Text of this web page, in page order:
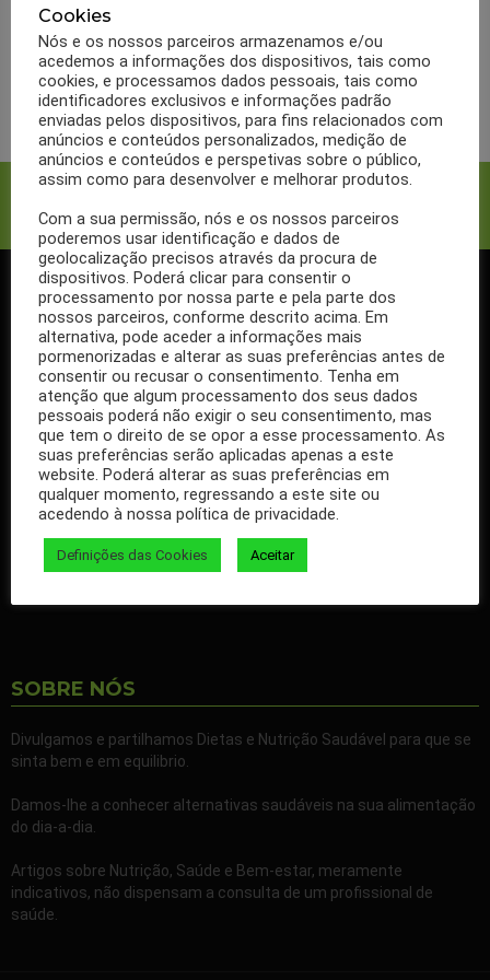
reduzir o colesterol
LER MAIS
SIGA-NOS NO FACEBOOK
Se ainda não segue a nossa página de Facebook, não espere mais!
Basta clicar no botão Seguir em cima.
Ao seguir a nossa página passa a receber gratuitamente os
nossos artigos no seu Facebook.
Partilhe também a nossa página com todos os seus familiares e
amigos.
SOBRE NÓS
Divulgamos e partilhamos Dietas e Nutrição Saudável para que se
sinta bem e em equilibrio.
Damos-lhe a conhecer alternativas saudáveis na sua alimentação
do dia-a-dia.
Artigos sobre Nutrição, Saúde e Bem-estar, meramente
indicativos, não dispensam a consulta de um profissional de
saúde.
Cookies
Nós e os nossos parceiros armazenamos e/ou
acedemos a informações dos dispositivos, tais como
cookies, e processamos dados pessoais, tais como
identificadores exclusivos e informações padrão
enviadas pelos dispositivos, para fins relacionados com
anúncios e conteúdos personalizados, medição de
anúncios e conteúdos e perspetivas sobre o público,
assim como para desenvolver e melhorar produtos.
Com a sua permissão, nós e os nossos parceiros
poderemos usar identificação e dados de
geolocalização precisos através da procura de
dispositivos. Poderá clicar para consentir o
processamento por nossa parte e pela parte dos
nossos parceiros, conforme descrito acima. Em
alternativa, pode aceder a informações mais
pormenorizadas e alterar as suas preferências antes de
consentir ou recusar o consentimento. Tenha em
atenção que algum processamento dos seus dados
pessoais poderá não exigir o seu consentimento, mas
que tem o direito de se opor a esse processamento. As
suas preferências serão aplicadas apenas a este
website. Poderá alterar as suas preferências em
qualquer momento, regressando a este site ou
acedendo à nossa política de privacidade.
Definições das Cookies Aceitar